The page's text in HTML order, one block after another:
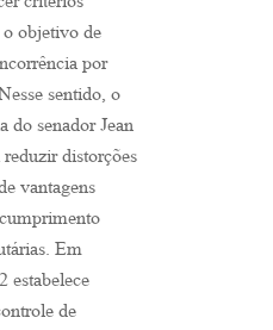
objetivo de
por
sentido, o
do senador Jean
distorções
vantagens
Em
estabelece
de